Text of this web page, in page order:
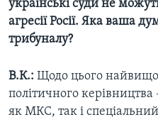
українські суди не
агресії Росії. Яка ваша
трибуналу?
В.К.: Щодо цього
політичного керівництва
як МКС, так і